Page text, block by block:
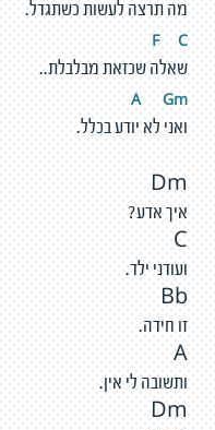
מה תרצה לעשות כשתגדל.
F C
שאלה שכזאת מבלבלת..
A Gm
ואני לא יודע בכלל.
Dm
איך אדע?
C
ועודני ילד.
Bb
זו חידה.
A
ותשובה לי אין.
Dm